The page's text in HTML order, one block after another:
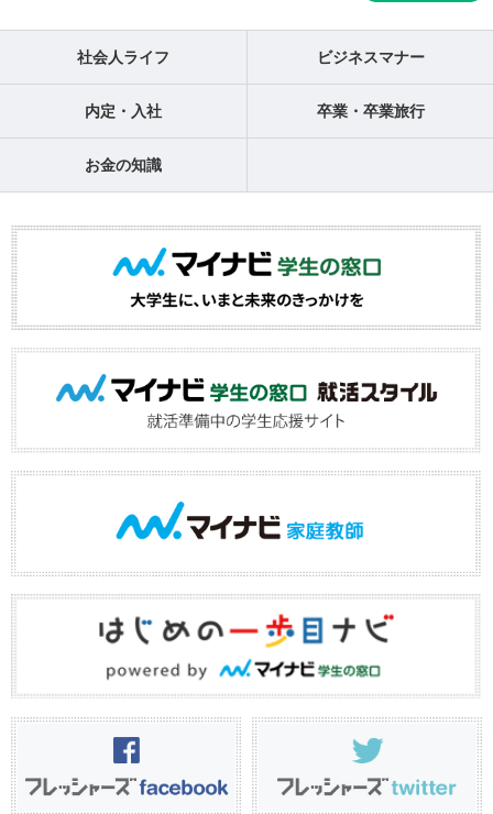
社会人ライフ ビジネスマナー
内定・入社 卒業・卒業旅行
お金の知識